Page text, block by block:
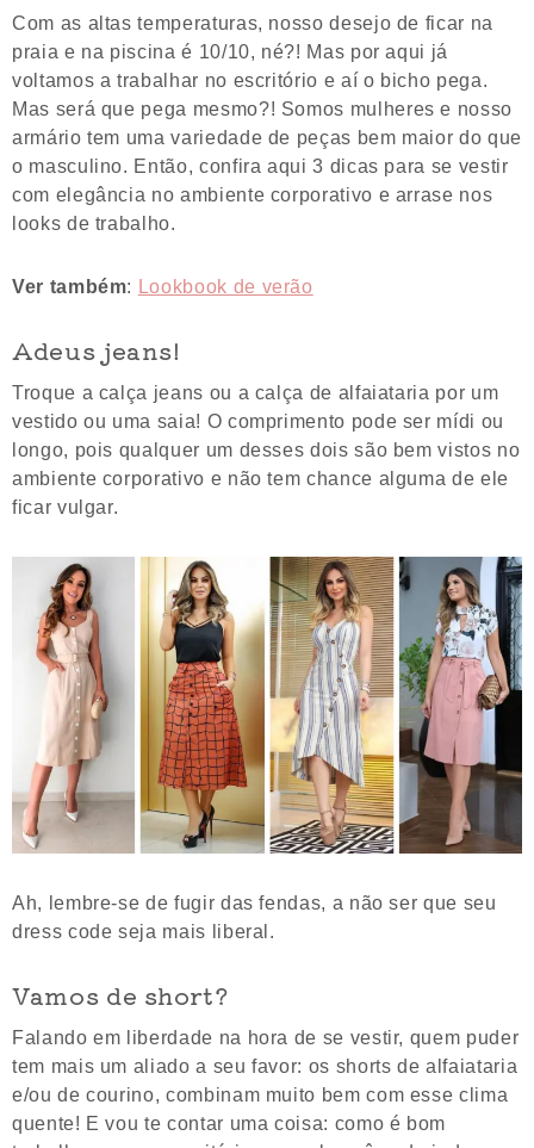
Com as altas temperaturas, nosso desejo de ficar na
praia e na piscina é 10/10, né?! Mas por aqui já
voltamos a trabalhar no escritório e aí o bicho pega.
Mas será que pega mesmo?! Somos mulheres e nosso
armário tem uma variedade de peças bem maior do que
o masculino. Então, confira aqui 3 dicas para se vestir
com elegância no ambiente corporativo e arrase nos
looks de trabalho.
Ver também: Lookbook de verão
Adeus jeans!
Troque a calça jeans ou a calça de alfaiataria por um
vestido ou uma saia! O comprimento pode ser mídi ou
longo, pois qualquer um desses dois são bem vistos no
ambiente corporativo e não tem chance alguma de ele
ficar vulgar.
Ah, lembre-se de fugir das fendas, a não ser que seu
dress code seja mais liberal.
Vamos de short?
Falando em liberdade na hora de se vestir, quem puder
tem mais um aliado a seu favor: os shorts de alfaiataria
e/ou de courino, combinam muito bem com esse clima
quente! E vou te contar uma coisa: como é bom